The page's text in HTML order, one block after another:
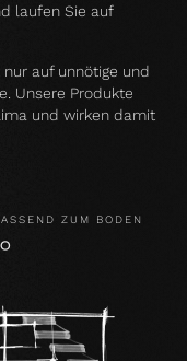
laufen Sie auf
auf unnötige und
Unsere Produkte
und wirken damit
ZUM BODEN